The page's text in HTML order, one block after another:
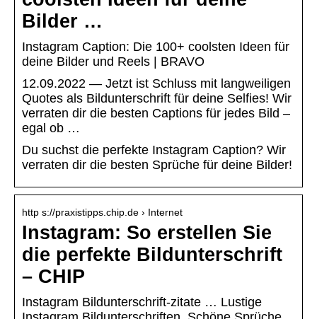
Bilder …
Instagram Caption: Die 100+ coolsten Ideen für
deine Bilder und Reels | BRAVO
12.09.2022 — Jetzt ist Schluss mit langweiligen
Quotes als Bildunterschrift für deine Selfies! Wir
verraten dir die besten Captions für jedes Bild –
egal ob …
Du suchst die perfekte Instagram Caption? Wir
verraten dir die besten Sprüche für deine Bilder!
http s://praxistipps.chip.de › Internet
Instagram: So erstellen Sie
die perfekte Bildunterschrift
– CHIP
Instagram Bildunterschrift-zitate … Lustige